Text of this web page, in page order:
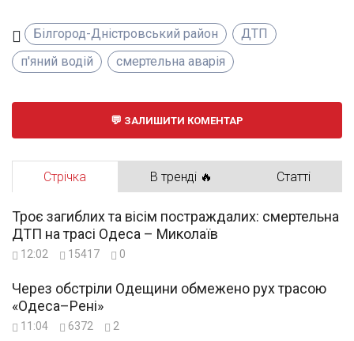
Білгород-Дністровський район
ДТП
п'яний водій
смертельна аварія
ЗАЛИШИТИ КОМЕНТАР
Стрічка В тренді 🔥 Статті
Троє загиблих та вісім постраждалих: смертельна
ДТП на трасі Одеса – Миколаїв
12:02 15417 0
Через обстріли Одещини обмежено рух трасою
«Одеса–Рені»
11:04 6372 2